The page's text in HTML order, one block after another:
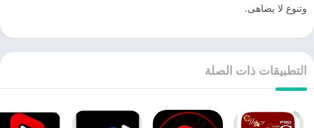
وتنوع لا يضاهى.
التطبيقات ذات الصلة